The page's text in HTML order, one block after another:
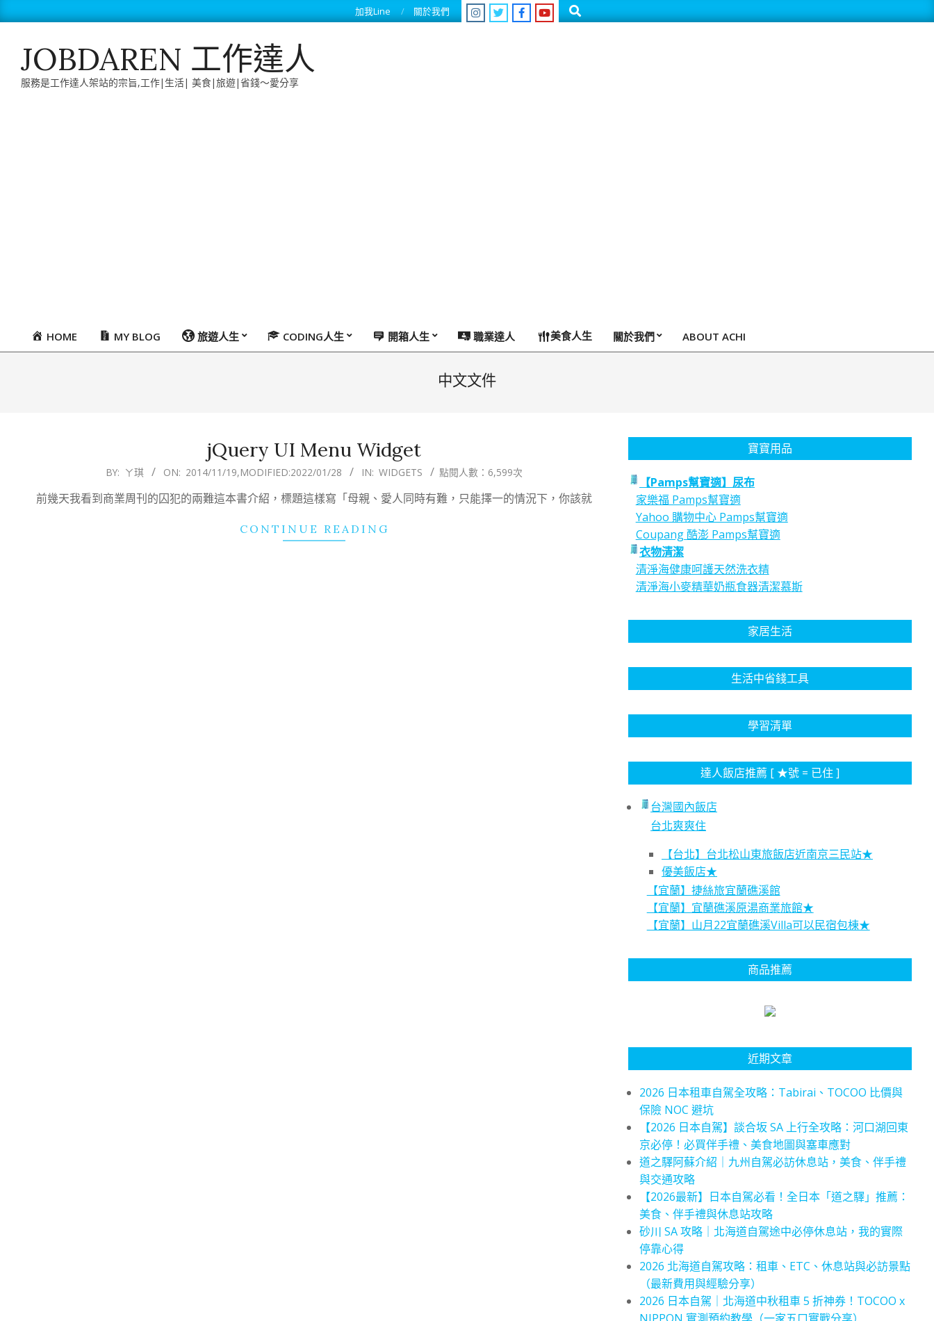
to
加我Line 關於我們 Search
JOBDAREN 工作達人
服務是工作達人架站的宗旨,工作|生活| 美食|旅遊|省錢～愛分享
PrimaryHOME MY BLOG 旅遊人生 CODING人生 開箱人生 職業達人 美食人生 關於我們 ABOUT ACHI
中文文件
jQuery UI Menu Widget
19
BY: ㄚ琪 ON: 2014/11/19,MODIFIED:2022/01/28 IN: WIDGETS 點閱人數：6,599次
前幾天我看到商業周刊的囚犯的兩難這本書介紹，標題這樣寫「母親、愛人同時有難，只能擇一的情況下，你該就
CONTINUE READING
寶寶用品
【Pamps幫寶適】尿布
家樂福 Pamps幫寶適
Yahoo 購物中心 Pamps幫寶適
Coupang 酷澎 Pamps幫寶適
衣物清潔
清淨海健康呵護天然洗衣精
清淨海小麥精華奶瓶食器清潔慕斯
家居生活
生活中省錢工具
學習清單
達人飯店推薦 [ ★號 = 已住 ]
台灣國內飯店
台北爽爽住
【台北】台北松山東旅飯店近南京三民站★
優美飯店★
【宜蘭】捷絲旅宜蘭礁溪館
【宜蘭】宜蘭礁溪原湯商業旅館★
【宜蘭】山月22宜蘭礁溪Villa可以民宿包棟★
商品推薦
近期文章
2026 日本租車自駕全攻略：Tabirai、TOCOO 比價與
保險 NOC 避坑
【2026 日本自駕】談合坂 SA 上行全攻略：河口湖回東
京必停！必買伴手禮、美食地圖與塞車應對
道之驛阿蘇介紹｜九州自駕必訪休息站，美食、伴手禮
與交通攻略
【2026最新】日本自駕必看！全日本「道之驛」推薦：
美食、伴手禮與休息站攻略
砂川 SA 攻略｜北海道自駕途中必停休息站，我的實際
停靠心得
2026 北海道自駕攻略：租車、ETC、休息站與必訪景點
（最新費用與經驗分享）
2026 日本自駕｜北海道中秋租車 5 折神券！TOCOO x